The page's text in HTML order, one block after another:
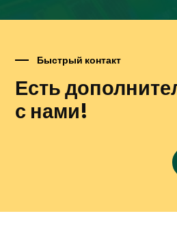
Быстрый контакт
Есть
с нами!